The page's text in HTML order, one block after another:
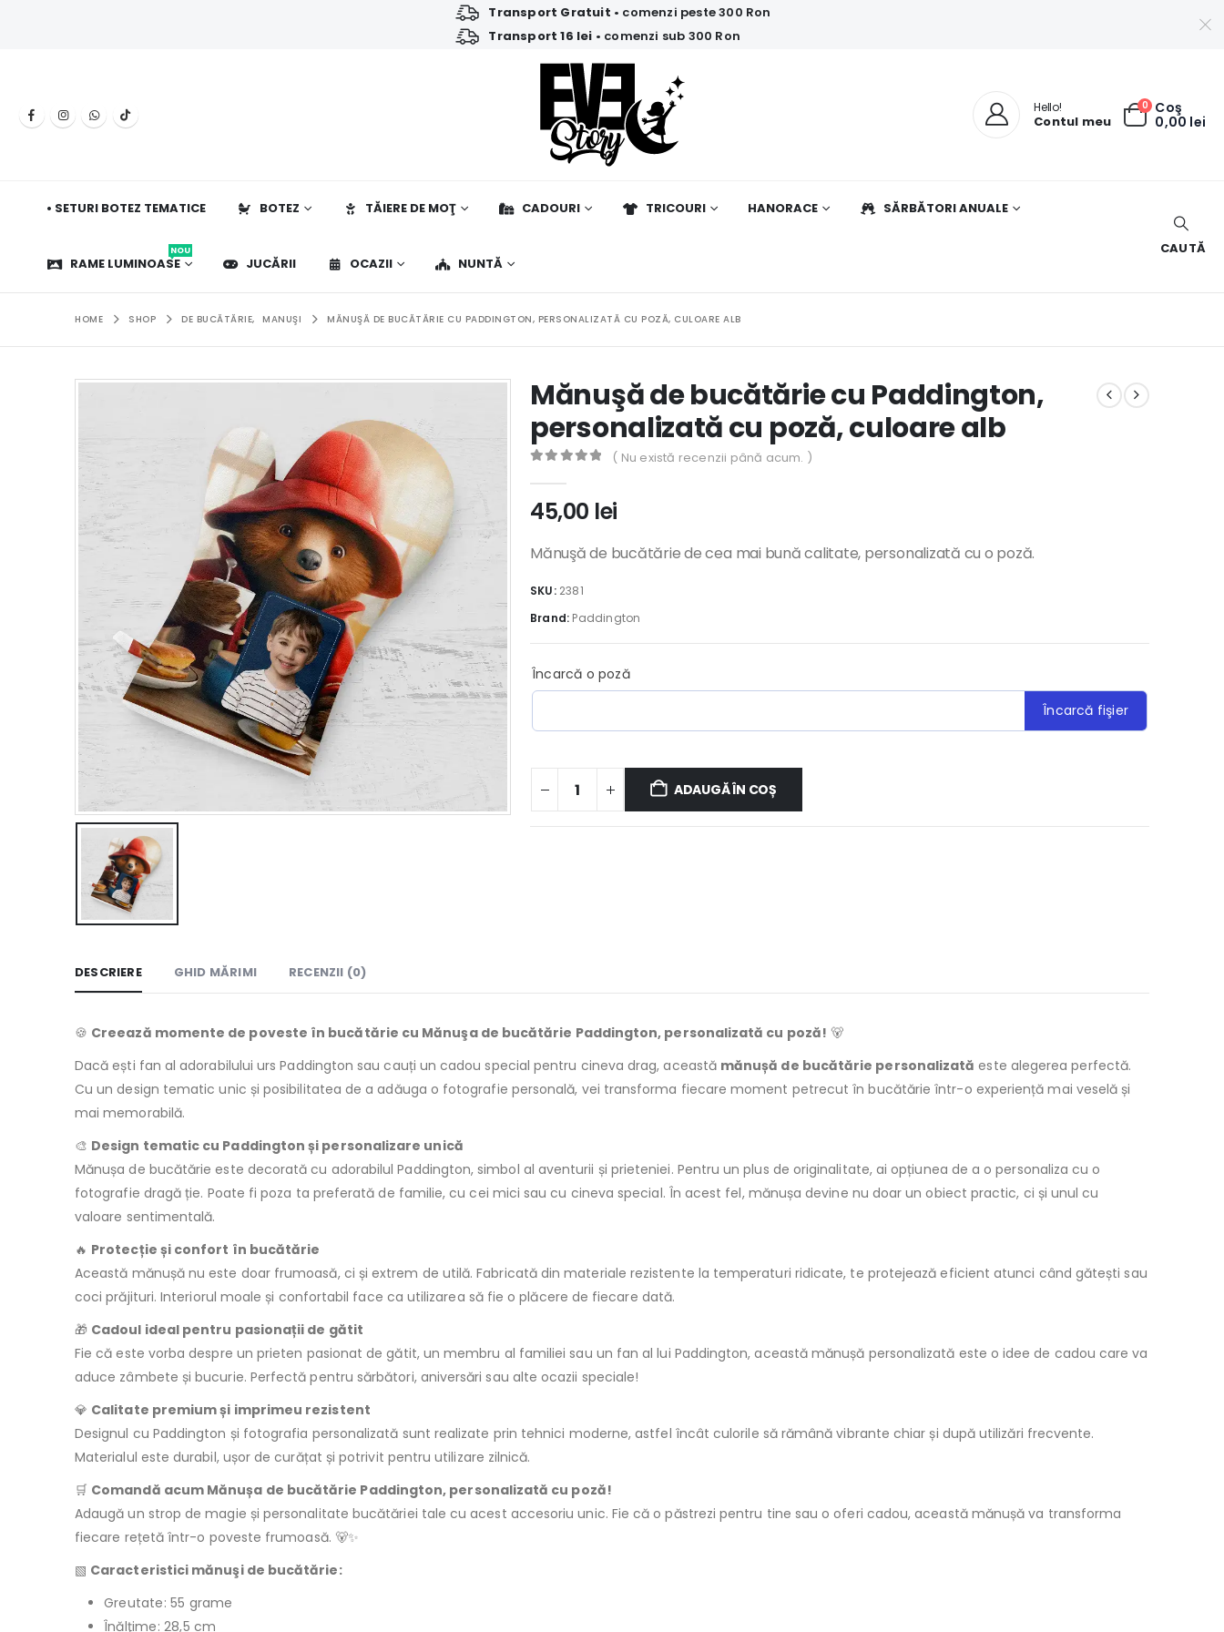
Transport Gratuit • comenzi peste 300 Ron
Transport 16 lei • comenzi sub 300 Ron
Hello!
Contul meu
0 Coş
0,00 lei
• SETURI BOTEZ TEMATICE BOTEZ TĂIERE DE MOŢ CADOURI TRICOURI HANORACE SĂRBĂTORI ANUALE
RAME LUMINOASE
NOU
JUCĂRII OCAZII NUNTĂ
CAUTĂ
HOME SHOP DE BUCĂTĂRIE, MANUŞI MĂNUŞĂ DE BUCĂTĂRIE CU PADDINGTON, PERSONALIZATĂ CU POZĂ, CULOARE ALB
Mănuşă de bucătărie cu Paddington,
personalizată cu poză, culoare alb
( Nu există recenzii până acum. )
45,00 lei
Mănuşă de bucătărie de cea mai bună calitate, personalizată cu o poză.
SKU: 2381
Brand: Paddington
Încarcă o poză
Încarcă fişier
ADAUGĂ ÎN COȘ
DESCRIERE GHID MĂRIMI RECENZII (0)
🍪 Creează momente de poveste în bucătărie cu Mănuşa de bucătărie Paddington, personalizată cu poză! 🐻
Dacă ești fan al adorabilului urs Paddington sau cauți un cadou special pentru cineva drag, această mănușă de bucătărie personalizată este alegerea perfectă.
Cu un design tematic unic și posibilitatea de a adăuga o fotografie personală, vei transforma fiecare moment petrecut în bucătărie într-o experiență mai veselă și
mai memorabilă.
🎨 Design tematic cu Paddington și personalizare unică
Mănușa de bucătărie este decorată cu adorabilul Paddington, simbol al aventurii și prieteniei. Pentru un plus de originalitate, ai opțiunea de a o personaliza cu o
fotografie dragă ție. Poate fi poza ta preferată de familie, cu cei mici sau cu cineva special. În acest fel, mănușa devine nu doar un obiect practic, ci și unul cu
valoare sentimentală.
🔥 Protecție și confort în bucătărie
Această mănușă nu este doar frumoasă, ci și extrem de utilă. Fabricată din materiale rezistente la temperaturi ridicate, te protejează eficient atunci când gătești sau
coci prăjituri. Interiorul moale și confortabil face ca utilizarea să fie o plăcere de fiecare dată.
🎁 Cadoul ideal pentru pasionații de gătit
Fie că este vorba despre un prieten pasionat de gătit, un membru al familiei sau un fan al lui Paddington, această mănușă personalizată este o idee de cadou care va
aduce zâmbete și bucurie. Perfectă pentru sărbători, aniversări sau alte ocazii speciale!
💎 Calitate premium și imprimeu rezistent
Designul cu Paddington și fotografia personalizată sunt realizate prin tehnici moderne, astfel încât culorile să rămână vibrante chiar și după utilizări frecvente.
Materialul este durabil, ușor de curățat și potrivit pentru utilizare zilnică.
🛒 Comandă acum Mănușa de bucătărie Paddington, personalizată cu poză!
Adaugă un strop de magie și personalitate bucătăriei tale cu acest accesoriu unic. Fie că o păstrezi pentru tine sau o oferi cadou, această mănușă va transforma
fiecare rețetă într-o poveste frumoasă. 🐻✨
▧ Caracteristici mănuşi de bucătărie:
Greutate: 55 grame
Înălţime: 28,5 cm